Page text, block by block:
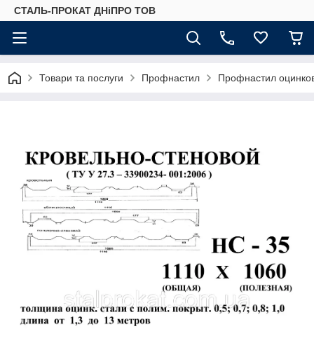
СТАЛЬ-ПРОКАТ ДНіПРО ТОВ
Товари та послуги Профнастил Профнастил